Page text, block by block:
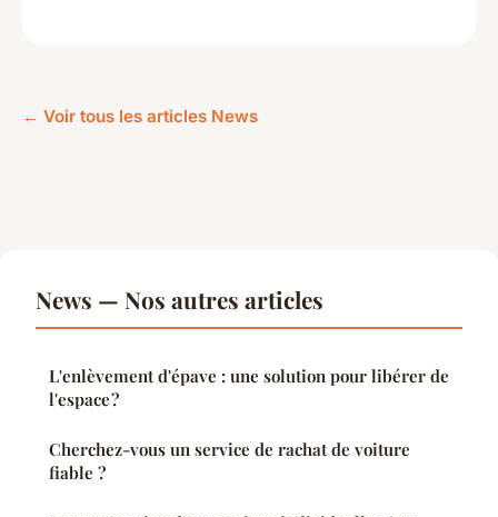
← Voir tous les articles News
News — Nos autres articles
L'enlèvement d'épave : une solution pour libérer de
l'espace ?
Cherchez-vous un service de rachat de voiture
fiable ?